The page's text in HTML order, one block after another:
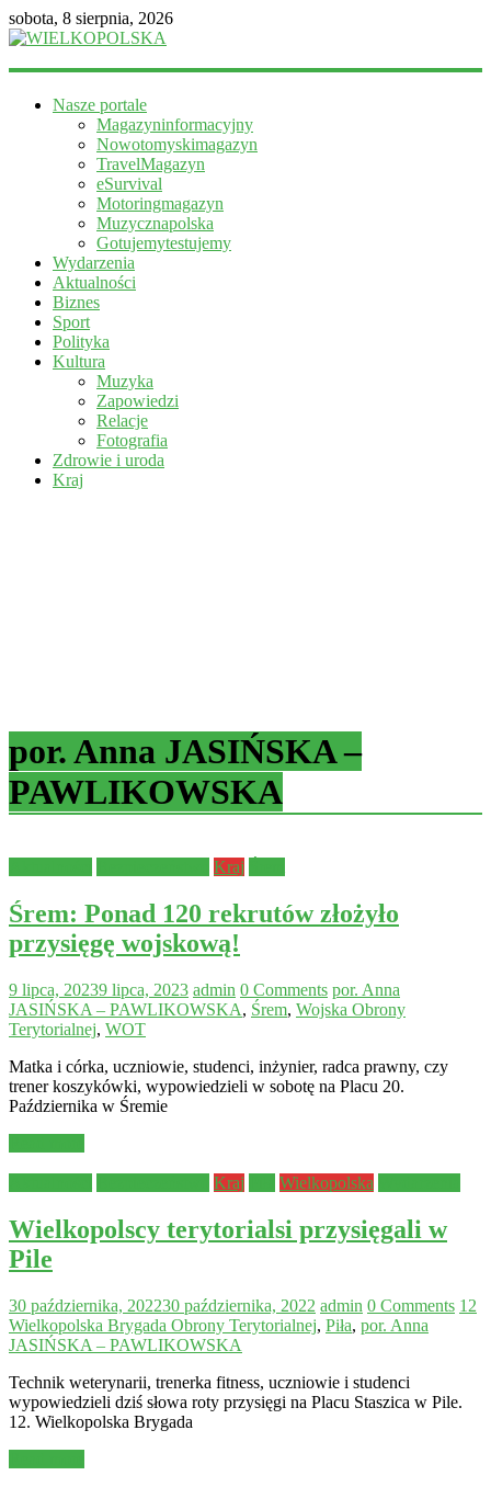
sobota, 8 sierpnia, 2026
WIELKOPOLSKA
informacyjny
Nasze portale
Magazyninformacyjny
Nowotomyskimagazyn
TravelMagazyn
eSurvival
Motoringmagazyn
Muzycznapolska
Gotujemytestujemy
Wydarzenia
Aktualności
Biznes
Sport
Polityka
Kultura
Muzyka
Zapowiedzi
Relacje
Fotografia
Zdrowie i uroda
Kraj
por. Anna JASIŃSKA –
PAWLIKOWSKA
Kraj
Śrem: Ponad 120 rekrutów złożyło
przysięgę wojskową!
9 lipca, 20239 lipca, 2023 admin 0 Comments por. Anna
JASIŃSKA – PAWLIKOWSKA, Śrem, Wojska Obrony
Terytorialnej, WOT
Matka i córka, uczniowie, studenci, inżynier, radca prawny, czy
trener koszykówki, wypowiedzieli w sobotę na Placu 20.
Października w Śremie
Kraj Wielkopolska
Wielkopolscy terytorialsi przysięgali w
Pile
30 października, 202230 października, 2022 admin 0 Comments 12
Wielkopolska Brygada Obrony Terytorialnej, Piła, por. Anna
JASIŃSKA – PAWLIKOWSKA
Technik weterynarii, trenerka fitness, uczniowie i studenci
wypowiedzieli dziś słowa roty przysięgi na Placu Staszica w Pile.
12. Wielkopolska Brygada